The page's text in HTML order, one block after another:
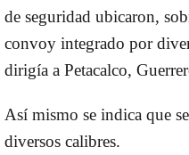
de seguridad ubicaron,
convoy integrado por
dirigía a Petacalco,
Así mismo se indica que
diversos calibres.